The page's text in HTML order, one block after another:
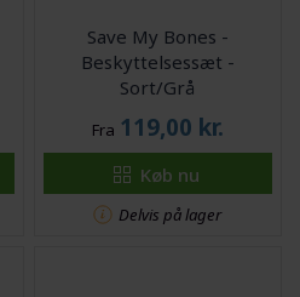
Save My Bones -
Beskyttelsessæt -
Sort/Grå
Fra 119,00 kr.
Køb nu
Delvis på lager